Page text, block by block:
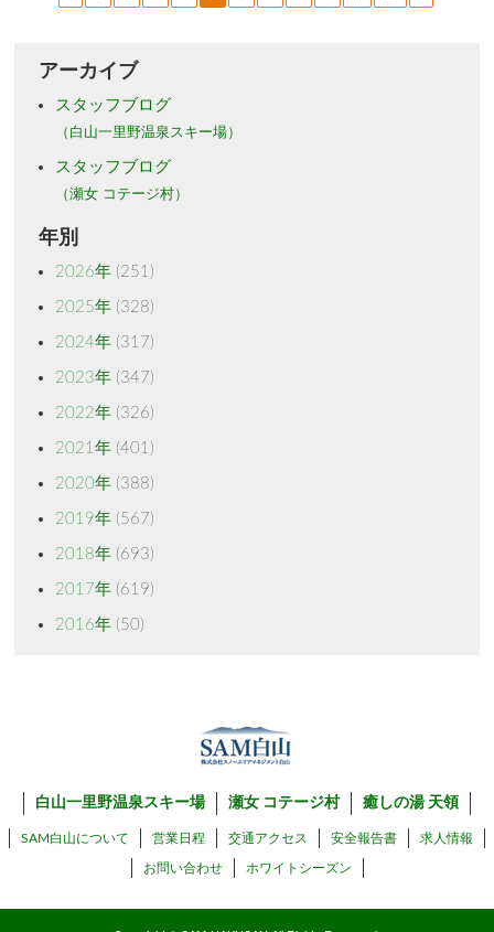
アーカイブ
スタッフブログ
（白山一里野温泉スキー場）
スタッフブログ
（瀬女 コテージ村）
年別
2026年(251)
2025年(328)
2024年(317)
2023年(347)
2022年(326)
2021年(401)
2020年(388)
2019年(567)
2018年(693)
2017年(619)
2016年(50)
白山一里野温泉スキー場 瀬女 コテージ村 癒しの湯 天領
SAM白山について 営業日程 交通アクセス 安全報告書 求人情報
お問い合わせ ホワイトシーズン